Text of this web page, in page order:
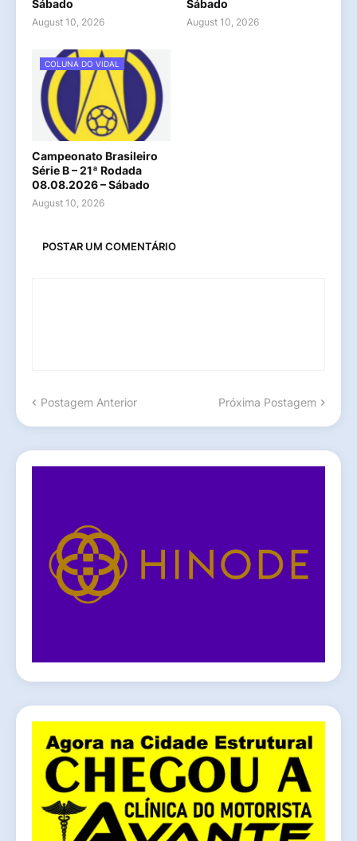
Sábado
August 10, 2026
Sábado
August 10, 2026
COLUNA DO VIDAL
Campeonato Brasileiro
Série B – 21ª Rodada
08.08.2026 – Sábado
August 10, 2026
POSTAR UM COMENTÁRIO
Postagem Anterior Próxima Postagem